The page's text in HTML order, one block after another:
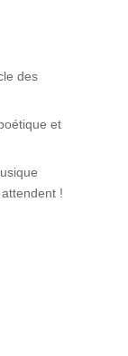
des
et
!